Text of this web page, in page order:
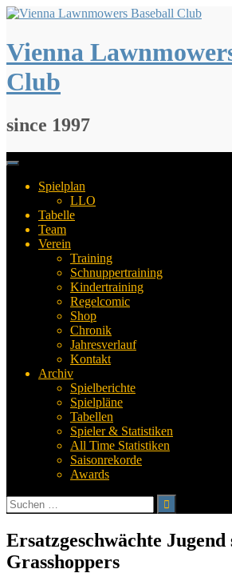
Springe
Inhalt
Vienna
Club
since 1997
Spielplan
LLO
Tabelle
Team
Verein
Training
Schnuppertraining
Kindertraining
Regelcomic
Shop
Chronik
Jahresverlauf
Kontakt
Archiv
Spielberichte
Spielpläne
Tabellen
Spieler & Statistiken
All Time Statistiken
Saisonrekorde
Awards
Suchen
nach:
Ersatzgeschwächte
Grasshoppers